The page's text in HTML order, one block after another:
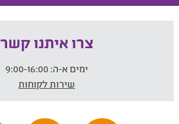
צרו איתנו קשר
ימים א-ה:
שירות לקוחות